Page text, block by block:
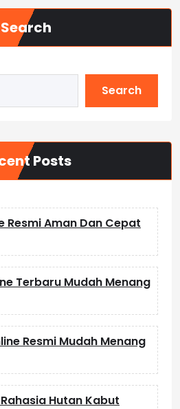
Search
Search
Posts
Resmi Aman Dan Cepat
Terbaru Mudah Menang
Resmi Mudah Menang
Hutan Kabut